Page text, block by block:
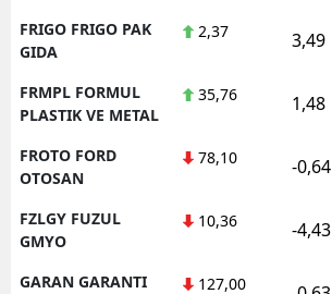
FRIGO FRIGO PAK
GIDA
2,37 3,49
FRMPL FORMUL
PLASTIK VE METAL
35,76 1,48
FROTO FORD
OTOSAN
78,10 -0,64
FZLGY FUZUL
GMYO
10,36 -4,43
GARAN GARANTI
127,00